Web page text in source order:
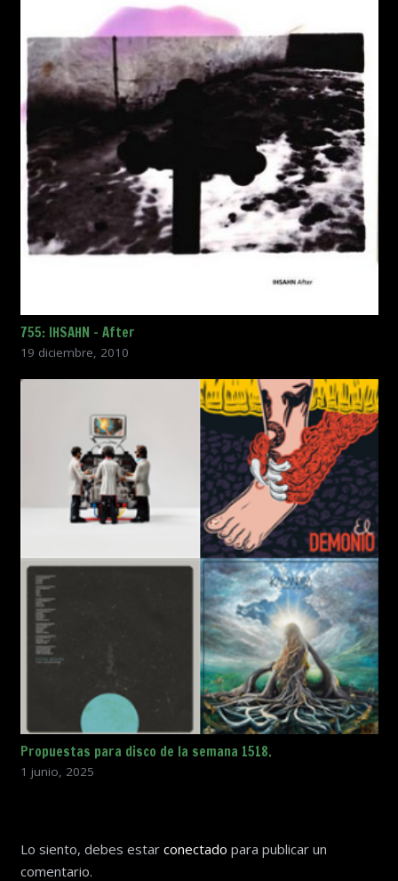
755: IHSAHN – After
19 diciembre, 2010
Propuestas para disco de la semana 1518.
1 junio, 2025
Lo siento, debes estar conectado para publicar un
comentario.